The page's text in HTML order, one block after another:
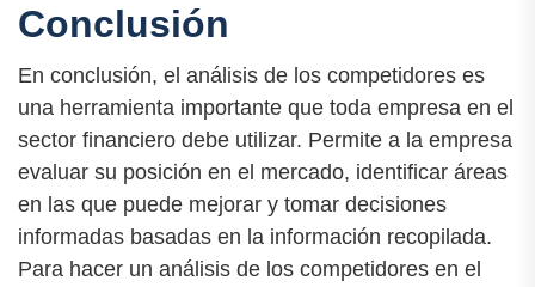
Conclusión
En conclusión, el análisis de los competidores es
una herramienta importante que toda empresa en el
sector financiero debe utilizar. Permite a la empresa
evaluar su posición en el mercado, identificar áreas
en las que puede mejorar y tomar decisiones
informadas basadas en la información recopilada.
Para hacer un análisis de los competidores en el